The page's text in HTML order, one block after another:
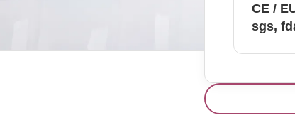
CE /
sgs,